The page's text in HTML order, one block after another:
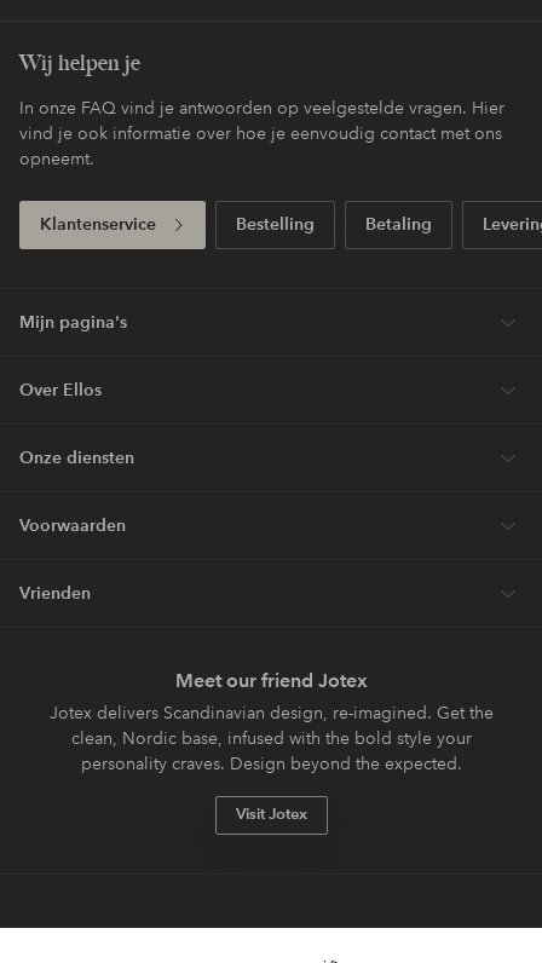
Wij helpen je
In onze FAQ vind je antwoorden op veelgestelde vragen. Hier
vind je ook informatie over hoe je eenvoudig contact met ons
opneemt.
Klantenservice Bestelling Betaling
Mijn pagina's
Over Ellos
Onze diensten
Voorwaarden
Vrienden
Meet our friend Jotex
Jotex delivers Scandinavian design, re-imagined. Get the
clean, Nordic base, infused with the bold style your
personality craves. Design beyond the expected.
Visit Jotex